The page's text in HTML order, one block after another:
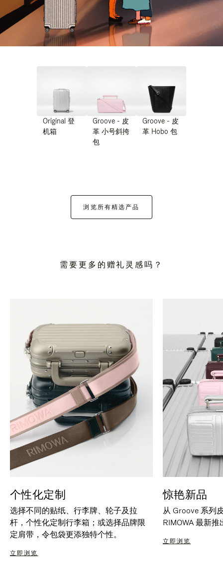
Original 登
机箱
Groove - 皮
革 小号斜挎
包
Groove - 皮
革 Hobo 包
浏览所有精选产品
需要更多的赠礼灵感吗？
个性化定制
选择不同的贴纸、行李牌、轮子及拉
杆，个性化定制行李箱；或选择品牌限
定肩带，令包袋更添独特个性。
立即浏览
惊艳新品
从 Groove 系列
RIMOWA 最新
立即浏览